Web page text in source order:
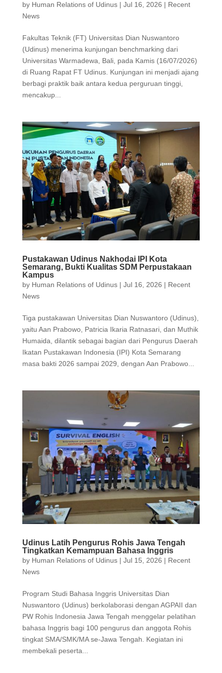
by Human Relations of Udinus| Jul 16, 2026 | Recent
News
Fakultas Teknik (FT) Universitas Dian Nuswantoro
(Udinus) menerima kunjungan benchmarking dari
Universitas Warmadewa, Bali, pada Kamis (16/07/2026)
di Ruang Rapat FT Udinus. Kunjungan ini menjadi ajang
berbagi praktik baik antara kedua perguruan tinggi,
mencakup...
Pustakawan Udinus Nakhodai IPI Kota
Semarang, Bukti Kualitas SDM Perpustakaan
Kampus
by Human Relations of Udinus| Jul 16, 2026 | Recent
News
Tiga pustakawan Universitas Dian Nuswantoro (Udinus),
yaitu Aan Prabowo, Patricia Ikaria Ratnasari, dan Muthik
Humaida, dilantik sebagai bagian dari Pengurus Daerah
Ikatan Pustakawan Indonesia (IPI) Kota Semarang
masa bakti 2026 sampai 2029, dengan Aan Prabowo...
Udinus Latih Pengurus Rohis Jawa Tengah
Tingkatkan Kemampuan Bahasa Inggris
by Human Relations of Udinus| Jul 15, 2026 | Recent
News
Program Studi Bahasa Inggris Universitas Dian
Nuswantoro (Udinus) berkolaborasi dengan AGPAII dan
PW Rohis Indonesia Jawa Tengah menggelar pelatihan
bahasa Inggris bagi 100 pengurus dan anggota Rohis
tingkat SMA/SMK/MA se-Jawa Tengah. Kegiatan ini
membekali peserta...